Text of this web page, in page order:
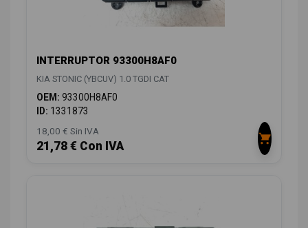
INTERRUPTOR 93300H8AF0
KIA STONIC (YBCUV) 1.0 TGDI CAT
OEM: 93300H8AF0
ID: 1331873
18,00 € Sin IVA
21,78 € Con IVA